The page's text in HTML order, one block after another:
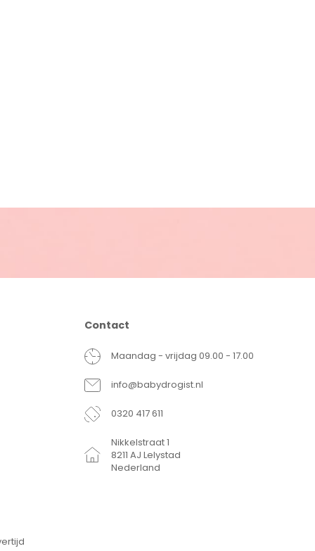
Contact
Maandag - vrijdag 09.00 - 17.00
info@babydrogist.nl
0320 417 611
Nikkelstraat 1
8211 AJ Lelystad
Nederland